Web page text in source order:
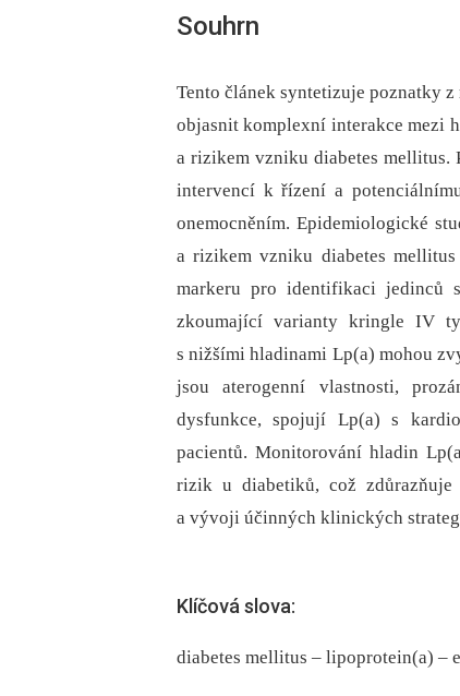
Souhrn
Tento článek syntetizuje poznatky
objasnit komplexní interakce mezi
a rizikem vzniku diabetes mellitus.
intervencí k řízení a
onemocněním. Epidemiologické
a rizikem vzniku diabetes
markeru pro identifikaci jedinců
zkoumající varianty kringle IV
s nižšími hladinami Lp(a) mohou
jsou aterogenní vlastnosti,
dysfunkce, spojují Lp(a) s
pacientů. Monitorování hladin
rizik u diabetiků, což
a vývoji účinných klinických
Klíčová slova:
diabetes mellitus – lipoprotein(a) –